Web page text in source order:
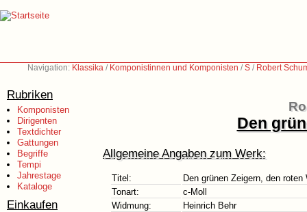
Navigation: Klassika / Komponistinnen und Komponisten /S / Robert
Rubriken
Komponisten
Dirigenten
Textdichter
Gattungen
Begriffe
Tempi
Jahrestage
Kataloge
Einkaufen
Den
Allgemeine Angaben zum Werk:
Titel:
Den grünen Zeigern, den roten
Tonart:
c-Moll
Widmung:
Heinrich Behr